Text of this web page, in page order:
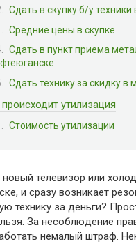
Сдать в скупку б/у
Средние цены в скупке
Сдать в пункт приема
Сдать технику за скидку в
утилизация
Стоимость утилизации
телевизор или
и сразу возникает
технику за деньги?
За несоблюдение
немалый штраф.